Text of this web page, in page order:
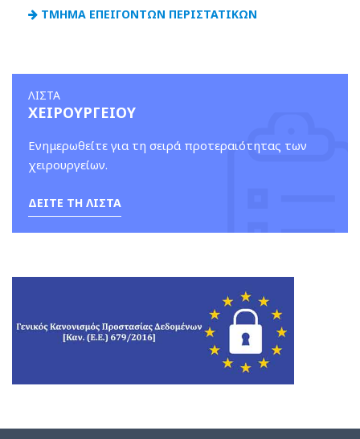
ΤΜΗΜΑ ΕΠΕΙΓΟΝΤΩΝ ΠΕΡΙΣΤΑΤΙΚΩΝ
ΛΙΣΤΑ
ΧΕΙΡΟΥΡΓΕΙΟΥ
Ενημερωθείτε για τη σειρά προτεραιότητας των
χειρουργείων.
ΔΕΙΤΕ ΤΗ ΛΙΣΤΑ